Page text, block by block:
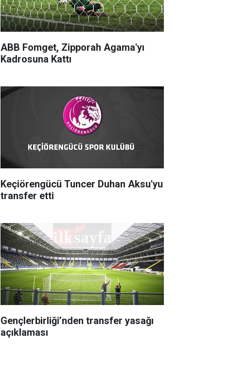
ABB Fomget, Zipporah Agama'yı
Kadrosuna Kattı
Keçiörengücü Tuncer Duhan Aksu'yu
transfer etti
Gençlerbirliği’nden transfer yasağı
açıklaması